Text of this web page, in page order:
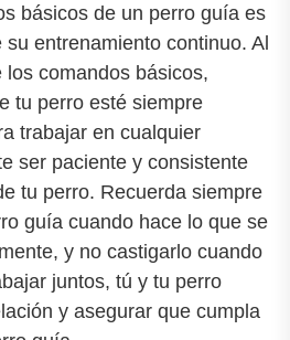
básicos de un perro guía es
entrenamiento continuo. Al
comandos básicos,
tu perro esté siempre
trabajar en cualquier
ser paciente y consistente
tu perro. Recuerda siempre
guía cuando hace lo que se
y no castigarlo cuando
juntos, tú y tu perro
y asegurar que cumpla